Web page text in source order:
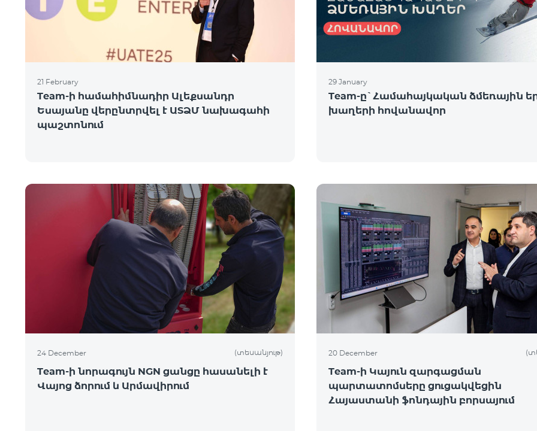
21 February
Team-ի համահիմնադիր Ալեքսանդր
Եսայանը վերընտրվել է ԱՏՁՄ նախագահի
պաշտոնում
29 January
Team-ը`Համահայկական ձմեռային
խաղերի հովանավոր
24 December (տեսանյութ)
Team-ի նորագույն NGN ցանցը հասանելի է
Վայոց ձորում և Արմավիրում
20 December
Team-ի Կայուն զարգացման
պարտատոմսերը ցուցակվեցին
Հայաստանի ֆոնդային բորսայում